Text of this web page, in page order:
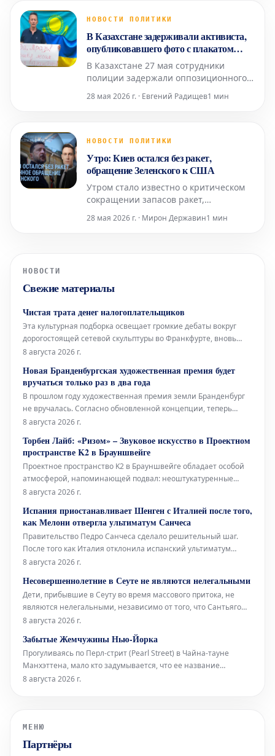
на своей платформе Truth Social Трамп
"большого друга и лидера",
подчеркнув, что т
НОВОСТИ ПОЛИТИКИ
В Казахстане задерживали активиста,
опубликовавшего фото с плакатом
"Пошел лесом из Казахстана! Слава
Украине!" в день визита Путина
В Казахстане 27 мая сотрудники
полиции задержали оппозиционного
этом сообщила его дочь Айман
Facebook, в котором сообщил о своем
Он также отметил, что поли
28 мая 2026 г. · Евгений Радищев1 мин
НОВОСТИ ПОЛИТИКИ
Утро: Киев остался без ракет,
обращение Зеленского к США
Утром стало известно о критическом
сокращении запасов ракет,
продолжающихся атак. В связи с этой
призывая к немедленной военной
28 мая 2026 г. · Мирон Державин1 мин
НОВОСТИ
Свежие материалы
Чистая трата денег налогоплательщиков
Эта культурная подборка освещает громкие дебаты вокруг
дорогостоящей сетевой скульптуры во Франкфурте, вновь
открывшуюся Галерею Аполлона в Лувре, культовое
Берлинского Фольксбюне, превращенного во временный
открытый бассейн. Дебаты во
8 августа 2026 г.
Новая Бранденбургская художественная премия будет
вручаться только раз в два года
В прошлом году художественная премия земли Бранденбург
не вручалась. Согласно обновленной концепции, теперь
премия будет присуждаться только раз в два года, и это не
утверждая новую структуру премии, намерено оказать
всестороннюю поддержку
8 августа 2026 г.
Торбен Лайб: «Ризом» – Звуковое искусство в Проектном
пространстве K2 в Брауншвейге
Проектное пространство K2 в Брауншвейге обладает особой
атмосферой, напоминающей подвал: неоштукатуренные
стены, высоко расположенные окна и видимые трубы, словно
окружении норвежский звуковой художник Торбен Лайб
представляет свою ин
8 августа 2026 г.
Испания приостанавливает Шенген с Италией после того,
как Мелони отвергла ультиматум Санчеса
Правительство Педро Санчеса сделало решительный шаг.
После того как Италия отклонила испанский ультиматум
относительно пограничного контроля для испанских граждан
72 000 мигрантов в Сеуту неделю назад), испанское
правительство приняло от
8 августа 2026 г.
Несовершеннолетние в Сеуте не являются нелегальными
Дети, прибывшие в Сеуту во время массового притока, не
являются нелегальными, независимо от того, что Сантьяго
Абаскаль называет их «захватчиками», а соглашения между
границы поднимает вопросы об испанских спецслужбах,
степени лояльности сот
8 августа 2026 г.
Забытые Жемчужины Нью-Йорка
Прогуливаясь по Перл-стрит (Pearl Street) в Чайна-тауне
Манхэттена, мало кто задумывается, что ее название
указывает на первоначальную береговую линию Ист-Ривер
8 августа 2026 г.
МЕНЮ
Партнёры